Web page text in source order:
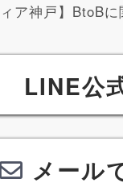
ア神戸】BtoB
LINE公
メール